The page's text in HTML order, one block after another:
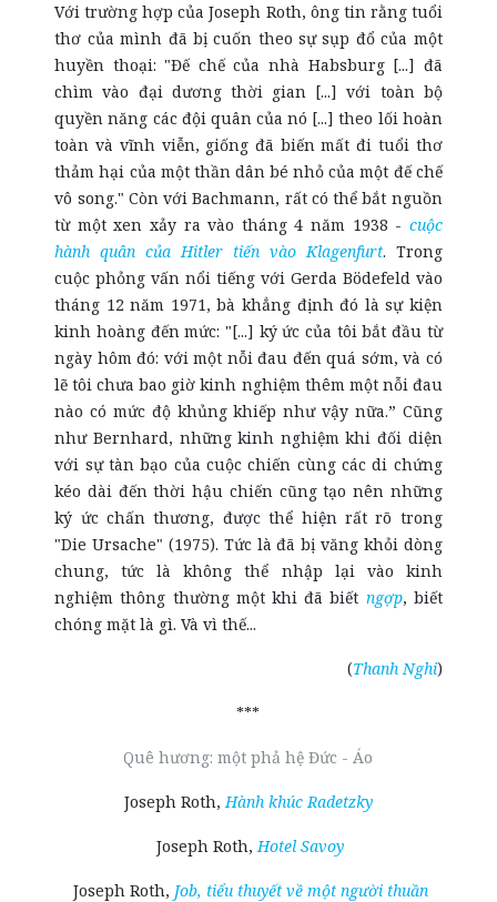
Với trường hợp của Joseph Roth, ông tin rằng tuổi
thơ của mình đã bị cuốn theo sự sụp đổ của một
huyền thoại: "Đế chế của nhà Habsburg [...] đã
chìm vào đại dương thời gian [...] với toàn bộ
quyền năng các đội quân của nó [...] theo lối hoàn
toàn và vĩnh viễn, giống đã biến mất đi tuổi thơ
thảm hại của một thần dân bé nhỏ của một đế chế
vô song." Còn với Bachmann, rất có thể bắt nguồn
từ một xen xảy ra vào tháng 4 năm 1938 - cuộc
hành quân của Hitler tiến vào Klagenfurt. Trong
cuộc phỏng vấn nổi tiếng với Gerda Bödefeld vào
tháng 12 năm 1971, bà khẳng định đó là sự kiện
kinh hoàng đến mức: "[...] ký ức của tôi bắt đầu từ
ngày hôm đó: với một nỗi đau đến quá sớm, và có
lẽ tôi chưa bao giờ kinh nghiệm thêm một nỗi đau
nào có mức độ khủng khiếp như vậy nữa.” Cũng
như Bernhard, những kinh nghiệm khi đối diện
với sự tàn bạo của cuộc chiến cùng các di chứng
kéo dài đến thời hậu chiến cũng tạo nên những
ký ức chấn thương, được thể hiện rất rõ trong
"Die Ursache" (1975). Tức là đã bị văng khỏi dòng
chung, tức là không thể nhập lại vào kinh
nghiệm thông thường một khi đã biết ngợp, biết
chóng mặt là gì. Và vì thế...
(Thanh Nghi)
***
Quê hương: một phả hệ Đức - Áo
Joseph Roth,Hành khúc Radetzky
Joseph Roth,Hotel Savoy
Joseph Roth, Job, tiểu thuyết về một người thuần